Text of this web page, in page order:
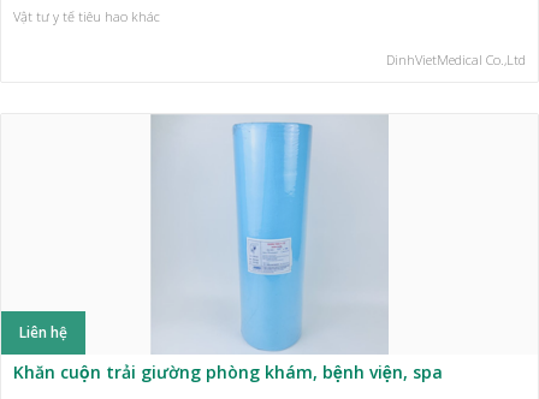
Vật tư y tế tiêu hao khác
DinhVietMedical Co.,Ltd
Liên hệ
Khăn cuộn trải giường phòng khám, bệnh viện, spa